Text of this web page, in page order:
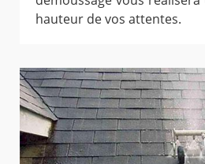
hauteur de vos attentes.